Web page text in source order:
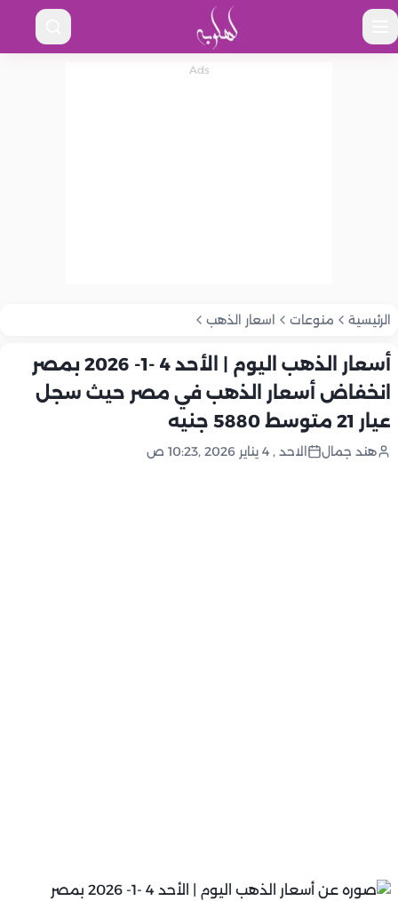
الرئيسية منوعات اسعار الذهب
أسعار الذهب اليوم | الأحد 4 -1- 2026 بمصر
انخفاض أسعار الذهب في مصر حيث سجل
عيار 21 متوسط 5880 جنيه
هند جمال الاحد , 4 يناير 2026 ,10:23 ص